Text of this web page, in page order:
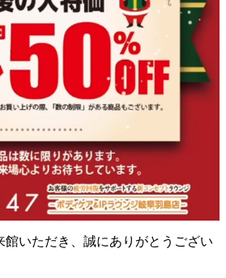
館いただき、誠にありがとうござい